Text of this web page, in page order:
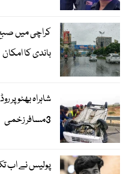
کراچی میں صبح
باندی کا امکان
شاہراہ بھٹو پر
3مسافر زخمی
پولیس نے اب